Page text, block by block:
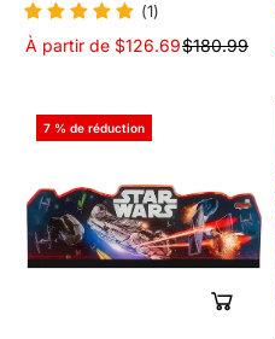
(1)
À partir de $126.69$180.99
7 % de réduction